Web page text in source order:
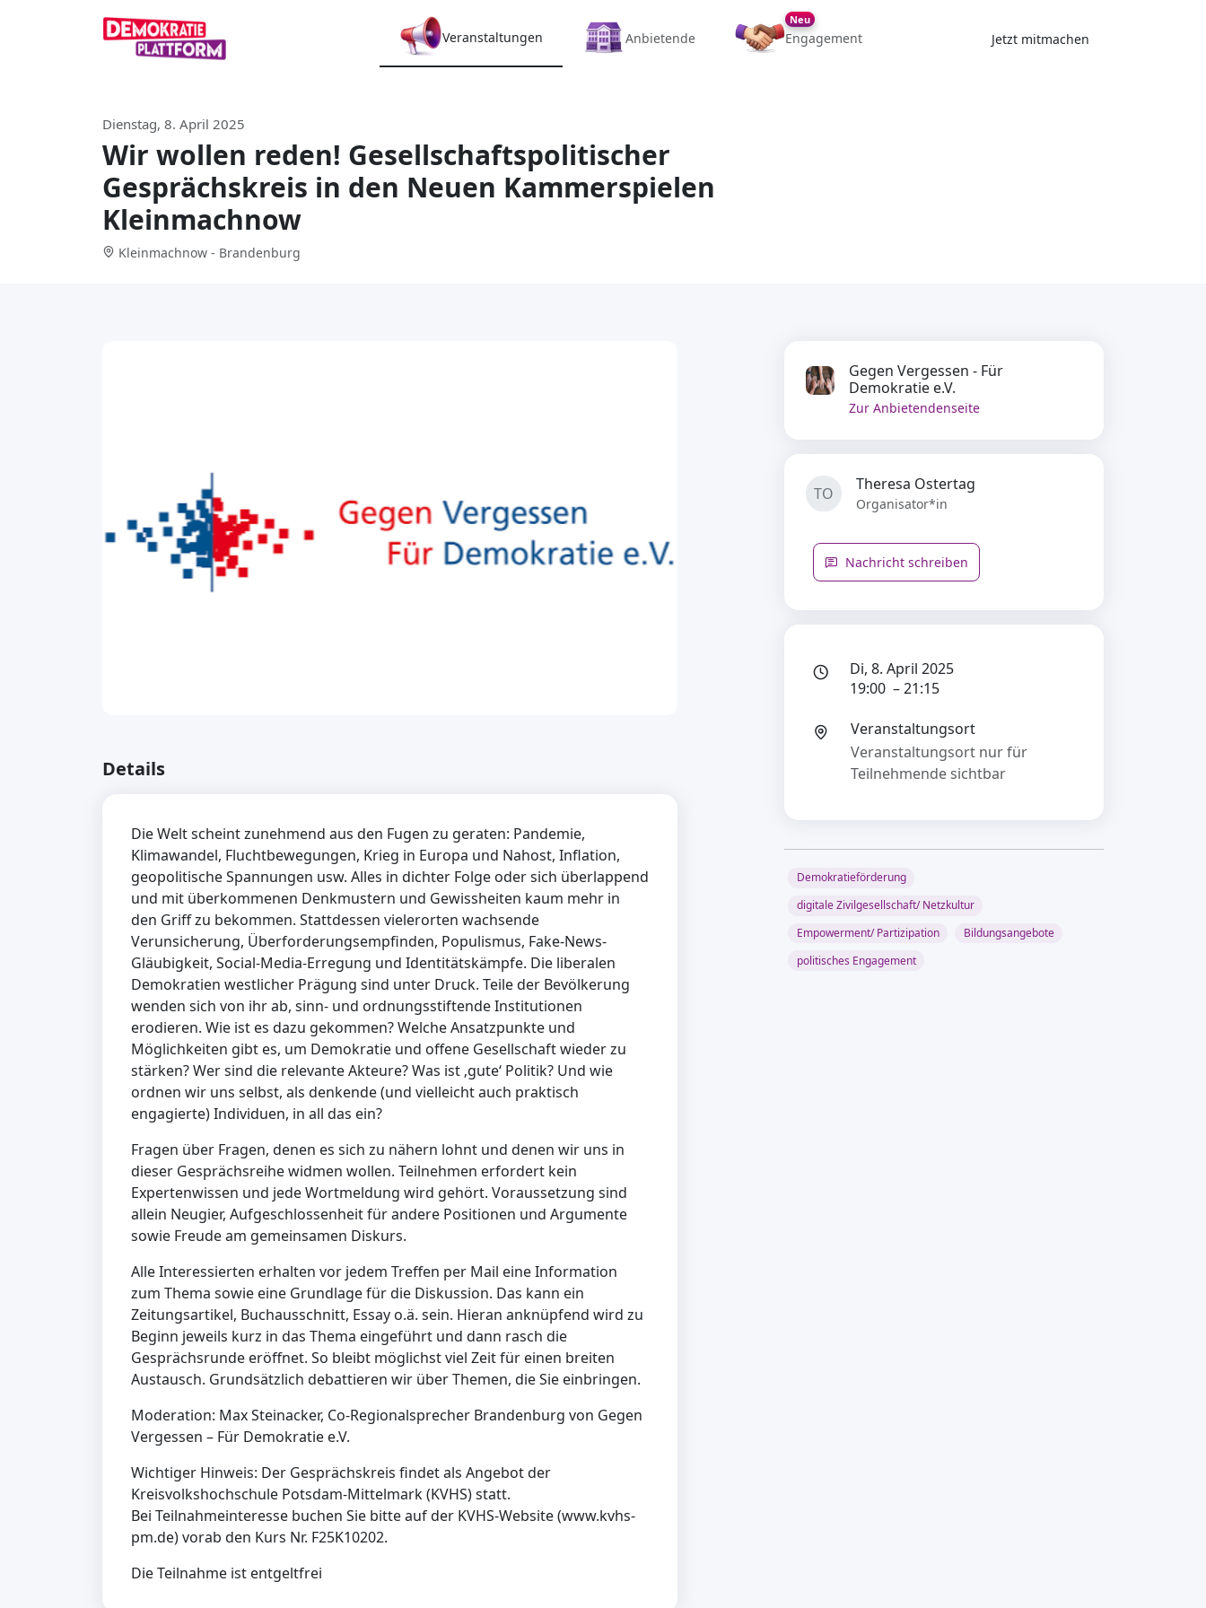
Veranstaltungen Anbietende Engagement
Neu
Jetzt mitmachen
Dienstag, 8. April 2025
Wir wollen reden! Gesellschaftspolitischer
Gesprächskreis in den Neuen Kammerspielen
Kleinmachnow
Kleinmachnow - Brandenburg
Details
Die Welt scheint zunehmend aus den Fugen zu geraten: Pandemie,
Klimawandel, Fluchtbewegungen, Krieg in Europa und Nahost, Inflation,
geopolitische Spannungen usw. Alles in dichter Folge oder sich überlappend
und mit überkommenen Denkmustern und Gewissheiten kaum mehr in
den Griff zu bekommen. Stattdessen vielerorten wachsende
Verunsicherung, Überforderungsempfinden, Populismus, Fake-News-
Gläubigkeit, Social-Media-Erregung und Identitätskämpfe. Die liberalen
Demokratien westlicher Prägung sind unter Druck. Teile der Bevölkerung
wenden sich von ihr ab, sinn- und ordnungsstiftende Institutionen
erodieren. Wie ist es dazu gekommen? Welche Ansatzpunkte und
Möglichkeiten gibt es, um Demokratie und offene Gesellschaft wieder zu
stärken? Wer sind die relevante Akteure? Was ist ‚gute‘ Politik? Und wie
ordnen wir uns selbst, als denkende (und vielleicht auch praktisch
engagierte) Individuen, in all das ein?
Fragen über Fragen, denen es sich zu nähern lohnt und denen wir uns in
dieser Gesprächsreihe widmen wollen. Teilnehmen erfordert kein
Expertenwissen und jede Wortmeldung wird gehört. Voraussetzung sind
allein Neugier, Aufgeschlossenheit für andere Positionen und Argumente
sowie Freude am gemeinsamen Diskurs.
Alle Interessierten erhalten vor jedem Treffen per Mail eine Information
zum Thema sowie eine Grundlage für die Diskussion. Das kann ein
Zeitungsartikel, Buchausschnitt, Essay o.ä. sein. Hieran anknüpfend wird zu
Beginn jeweils kurz in das Thema eingeführt und dann rasch die
Gesprächsrunde eröffnet. So bleibt möglichst viel Zeit für einen breiten
Austausch. Grundsätzlich debattieren wir über Themen, die Sie einbringen.
Moderation: Max Steinacker, Co-Regionalsprecher Brandenburg von Gegen
Vergessen – Für Demokratie e.V.
Wichtiger Hinweis: Der Gesprächskreis findet als Angebot der
Kreisvolkshochschule Potsdam-Mittelmark (KVHS) statt.
Bei Teilnahmeinteresse buchen Sie bitte auf der KVHS-Website (www.kvhs-
pm.de) vorab den Kurs Nr. F25K10202.
Die Teilnahme ist entgeltfrei
Gegen Vergessen - Für
Demokratie e.V.
Zur Anbietendenseite
TO Theresa Ostertag
Organisator*in
Nachricht schreiben
Di, 8. April 2025
19:00 – 21:15
Veranstaltungsort
Veranstaltungsort nur für
Teilnehmende sichtbar
Demokratieförderung
digitale Zivilgesellschaft/ Netzkultur
Empowerment/ Partizipation
Bildungsangebote
politisches Engagement